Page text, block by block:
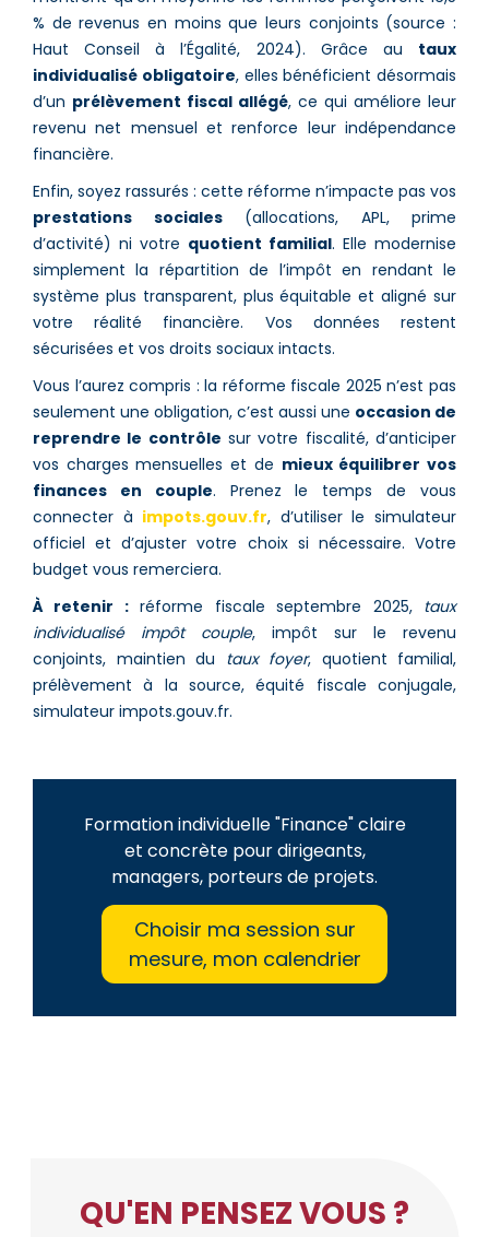
% de revenus en moins que leurs conjoints (source :
Haut Conseil à l’Égalité, 2024). Grâce au taux
individualisé obligatoire, elles bénéficient désormais
d’un prélèvement fiscal allégé, ce qui améliore leur
revenu net mensuel et renforce leur indépendance
financière.
Enfin, soyez rassurés : cette réforme n’impacte pas vos
prestations sociales(allocations, APL, prime
d’activité) ni votre quotient familial. Elle modernise
simplement la répartition de l’impôt en rendant le
système plus transparent, plus équitable et aligné sur
votre réalité financière. Vos données restent
sécurisées et vos droits sociaux intacts.
Vous l’aurez compris : la réforme fiscale 2025 n’est pas
seulement une obligation, c’est aussi une occasion de
reprendre le contrôle sur votre fiscalité, d’anticiper
vos charges mensuelles et de mieux équilibrer vos
finances en couple. Prenez le temps de vous
connecter à impots.gouv.fr, d’utiliser le simulateur
officiel et d’ajuster votre choix si nécessaire. Votre
budget vous remerciera.
À retenir :réforme fiscale septembre 2025, taux
individualisé impôt couple, impôt sur le revenu
conjoints, maintien du taux foyer, quotient familial,
prélèvement à la source, équité fiscale conjugale,
simulateur impots.gouv.fr.
Formation individuelle "Finance" claire
et concrète pour dirigeants,
managers, porteurs de projets.
Choisir ma session sur
mesure, mon calendrier
QU'EN PENSEZ VOUS ?